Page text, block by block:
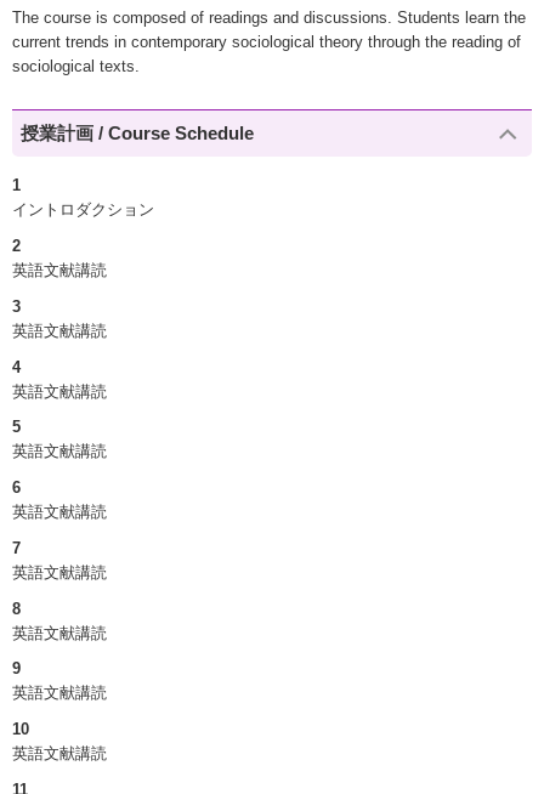
The course is composed of readings and discussions. Students learn the
current trends in contemporary sociological theory through the reading of
sociological texts.
授業計画 / Course Schedule
1
イントロダクション
2
英語文献講読
3
英語文献講読
4
英語文献講読
5
英語文献講読
6
英語文献講読
7
英語文献講読
8
英語文献講読
9
英語文献講読
10
英語文献講読
11